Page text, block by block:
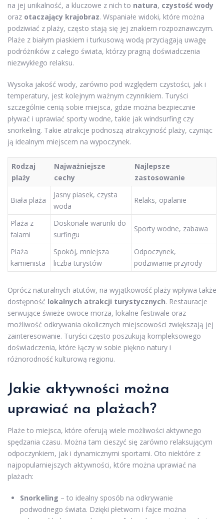
na jej unikalność, a kluczowe z nich to natura, czystość wody
oraz otaczający krajobraz. Wspaniałe widoki, które można
podziwiać z plaży, często stają się jej znakiem rozpoznawczym.
Plaże z białym piaskiem i turkusową wodą przyciągają uwagę
podróżników z całego świata, którzy pragną doświadczenia
niezwykłego relaksu.
Wysoka jakość wody, zarówno pod względem czystości, jak i
temperatury, jest kolejnym ważnym czynnikiem. Turyści
szczególnie cenią sobie miejsca, gdzie można bezpiecznie
pływać i uprawiać sporty wodne, takie jak windsurfing czy
snorkeling. Takie atrakcje podnoszą atrakcyjność plaży, czyniąc
ją idealnym miejscem na wypoczynek.
Rodzaj
plaży
Najważniejsze
cechy
Najlepsze
zastosowanie
Biała plaża
Jasny piasek, czysta
woda
Relaks, opalanie
Plaża z
falami
Doskonale warunki do
surfingu
Sporty wodne, zabawa
Plaża
kamienista
Spokój, mniejsza
liczba turystów
Odpoczynek,
podziwianie przyrody
Oprócz naturalnych atutów, na wyjątkowość plaży wpływa także
dostępność lokalnych atrakcji turystycznych. Restauracje
serwujące świeże owoce morza, lokalne festiwale oraz
możliwość odkrywania okolicznych miejscowości zwiększają jej
zainteresowanie. Turyści często poszukują kompleksowego
doświadczenia, które łączy w sobie piękno natury i
różnorodność kulturową regionu.
Jakie aktywności można
uprawiać na plażach?
Plaże to miejsca, które oferują wiele możliwości aktywnego
spędzania czasu. Można tam cieszyć się zarówno relaksującym
odpoczynkiem, jak i dynamicznymi sportami. Oto niektóre z
najpopularniejszych aktywności, które można uprawiać na
plażach:
Snorkeling – to idealny sposób na odkrywanie
podwodnego świata. Dzięki płetwom i fajce można